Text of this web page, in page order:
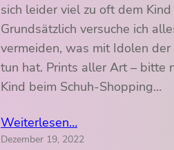
sich leider viel zu oft dem Kind
Grundsätzlich versuche ich
vermeiden, was mit Idolen der
tun hat. Prints aller Art – bitte
Kind beim Schuh-Shopping…
Weiterlesen…
Dezember 19, 2022